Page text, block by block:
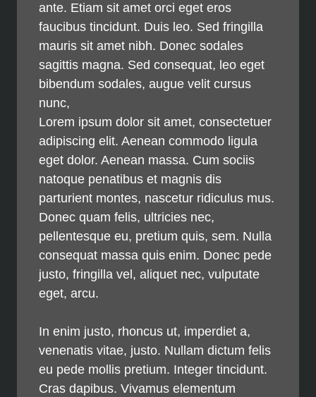
ante. Etiam sit amet orci eget eros
faucibus tincidunt. Duis leo. Sed fringilla
mauris sit amet nibh. Donec sodales
sagittis magna. Sed consequat, leo eget
bibendum sodales, augue velit cursus
nunc,
Lorem ipsum dolor sit amet, consectetuer
adipiscing elit. Aenean commodo ligula
eget dolor. Aenean massa. Cum sociis
natoque penatibus et magnis dis
parturient montes, nascetur ridiculus mus.
Donec quam felis, ultricies nec,
pellentesque eu, pretium quis, sem. Nulla
consequat massa quis enim. Donec pede
justo, fringilla vel, aliquet nec, vulputate
eget, arcu.
In enim justo, rhoncus ut, imperdiet a,
venenatis vitae, justo. Nullam dictum felis
eu pede mollis pretium. Integer tincidunt.
Cras dapibus. Vivamus elementum